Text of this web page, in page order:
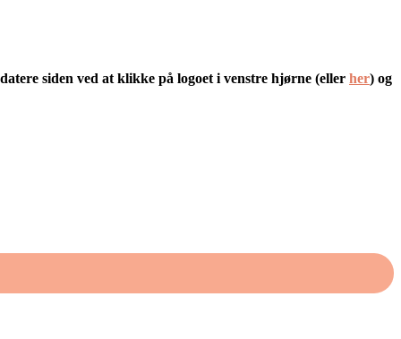
siden ved at klikke på logoet i venstre hjørne (eller her) og